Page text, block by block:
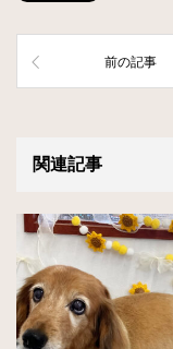
前の記事
関連記事